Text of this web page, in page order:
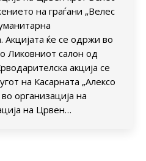
на граѓани „Велес
Акцијата ќе се одржи во
Ликовниот салон од
акција се
на Касарната „Алексо
организација на
на Црвен…